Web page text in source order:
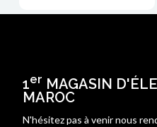
1er MAGASIN
MAROC
N'hésitez pas à venir nous